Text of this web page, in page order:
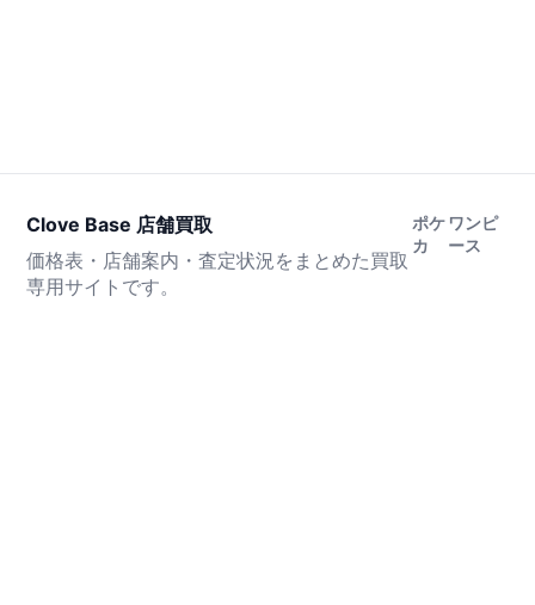
Clove Base 店舗買取
価格表・店舗案内・査定状況をまとめた買取
専用サイトです。
ポケ
カ
ワンピ
ース